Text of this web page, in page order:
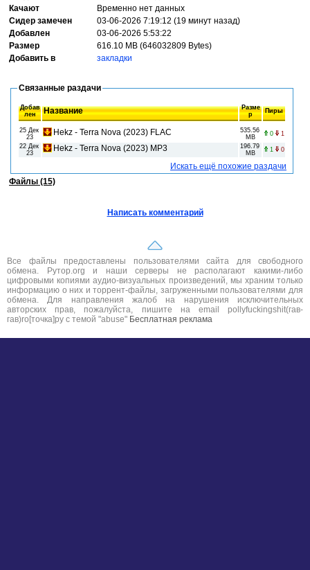
Качают
Временно нет данных
Сидер замечен
03-06-2026 7:19:12 (19 минут назад)
Добавлен
03-06-2026 5:53:22
Размер
616.10 MB (646032809 Bytes)
Добавить в
закладки
Связанные раздачи
Добав
лен
Название
Разме
р
Пиры
25 Дек
23
Hekz - Terra Nova (2023) FLAC
535.56
MB
0
1
22 Дек
23
Hekz - Terra Nova (2023) MP3
196.79
MB
1 0
Искать ещё похожие раздачи
Файлы (15)
Написать комментарий
Все файлы предоставлены пользователями сайта для свободного
обмена. Рутор.org и наши серверы не располагают какими-либо
цифровыми копиями аудио-визуальных произведений, мы храним только
информацию о них и торрент-файлы, загруженными пользователями для
обмена. Для направления жалоб на нарушения исключительных
авторских прав, пожалуйста, пишите на email pollyfuckingshit(гав-
гав)ro[точка]ру с темой "abuse" Бесплатная реклама